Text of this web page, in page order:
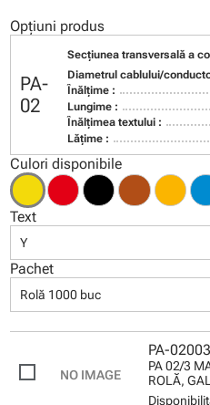
Opțiuni produs
PA-
02
Secţiunea transversală a
Diametrul cablului/
Înălţime :
Lungime :
Înălţimea textului :
Lăţime :
Culori disponibile
Text
Y
Pachet
Rolă 1000 buc
PA-
PA 02/3
ROLĂ,